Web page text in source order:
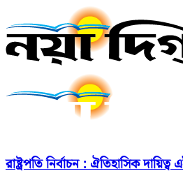
রাষ্ট্রপতি নির্বাচন : ঐতিহাসিক